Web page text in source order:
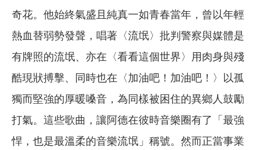
奇花。他始終氣盛且純真一如青春當年，曾以年輕
熱血替弱勢發聲，唱著〈流氓〉批判警察與媒體是
有牌照的流氓、亦在〈看看這個世界〉用肉身與殘
酷現狀搏擊、同時也在〈加油吧！加油吧！〉以孤
獨而堅強的厚暖嗓音，為同樣被困住的異鄉人鼓勵
打氣。這些歌曲，讓阿德在彼時音樂圈有了「最強
悍，也是最溫柔的音樂流氓」稱號。然而正當事業